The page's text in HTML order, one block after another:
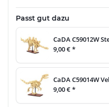
Passt gut dazu
CaDA C59012W
9,00 €*
CaDA C59014W
9,00 €*